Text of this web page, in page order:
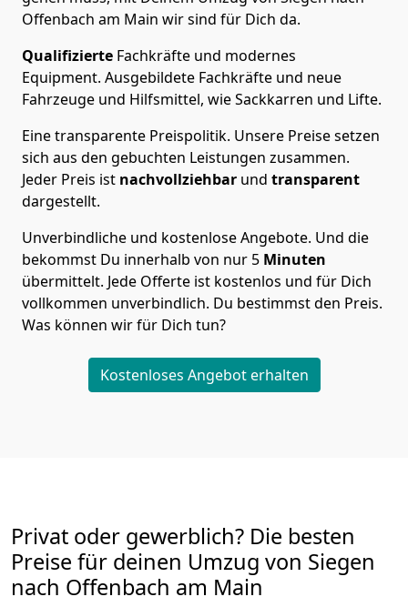
Offenbach am Main wir sind für Dich da.
Qualifizierte Fachkräfte und modernes
Equipment. Ausgebildete Fachkräfte und neue
Fahrzeuge und Hilfsmittel, wie Sackkarren und Lifte.
Eine transparente Preispolitik. Unsere Preise setzen
sich aus den gebuchten Leistungen zusammen.
Jeder Preis ist nachvollziehbar und transparent
dargestellt.
Unverbindliche und kostenlose Angebote. Und die
bekommst Du innerhalb von nur 5 Minuten
übermittelt. Jede Offerte ist kostenlos und für Dich
vollkommen unverbindlich. Du bestimmst den Preis.
Was können wir für Dich tun?
Kostenloses Angebot erhalten
Privat oder gewerblich? Die besten
Preise für deinen Umzug von Siegen
nach Offenbach am Main